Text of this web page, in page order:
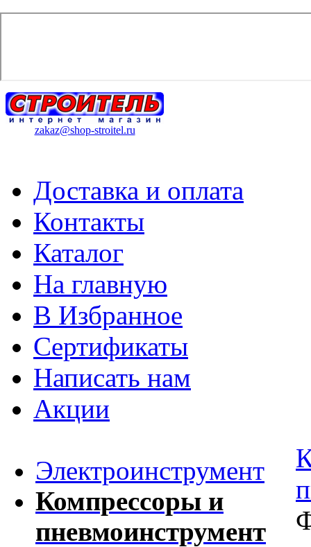
zakaz@shop-stroitel.ru
Доставка и оплата
Контакты
Каталог
На главную
В Избранное
Сертификаты
Написать нам
Акции
Электроинструмент
Компрессоры и
пневмоинструмент